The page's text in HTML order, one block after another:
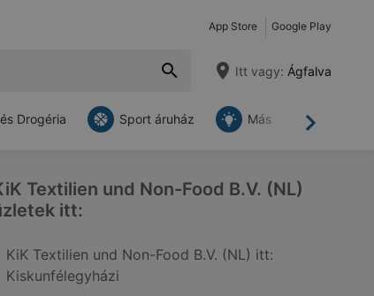
App Store Google Play
Itt vagy: Ágfalva
Tovább
Drogéria Sport áruház Más
Textilien und Non-Food B.V. (NL)
itt:
KiK Textilien und Non-Food B.V. (NL) itt:
Kiskunfélegyházi